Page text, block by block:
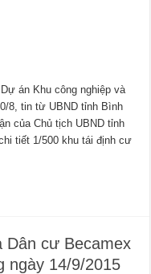
án Khu công nghiệp và
8, tin từ UBND tỉnh Bình
của Chủ tịch UBND tỉnh
tiết 1/500 khu tái định cư
Dân cư Becamex
ngày 14/9/2015